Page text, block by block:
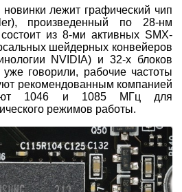
лежит графический чип
произведенный по 28-нм
из 8-ми активных SMX-
шейдерных конвейеров
NVIDIA) и 32-х блоков
говорили, рабочие частоты
рекомендованным компанией
1046 и 1085 МГц для
режимов работы.